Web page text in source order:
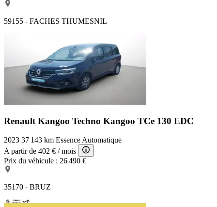
59155 - FACHES THUMESNIL
Renault Kangoo Techno Kangoo TCe 130 EDC
2023 37 143 km Essence Automatique
A partir de 402 € / mois
Prix du véhicule : 26 490 €
35170 - BRUZ